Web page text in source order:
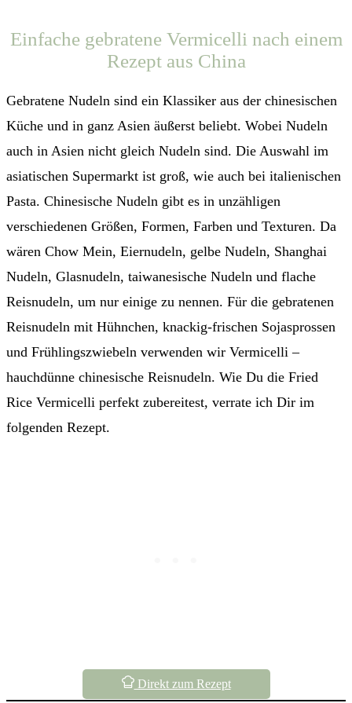
Einfache gebratene Vermicelli nach einem
Rezept aus China
Gebratene Nudeln sind ein Klassiker aus der chinesischen
Küche und in ganz Asien äußerst beliebt. Wobei Nudeln
auch in Asien nicht gleich Nudeln sind. Die Auswahl im
asiatischen Supermarkt ist groß, wie auch bei italienischen
Pasta. Chinesische Nudeln gibt es in unzähligen
verschiedenen Größen, Formen, Farben und Texturen. Da
wären Chow Mein, Eiernudeln, gelbe Nudeln, Shanghai
Nudeln, Glasnudeln, taiwanesische Nudeln und flache
Reisnudeln, um nur einige zu nennen. Für die gebratenen
Reisnudeln mit Hühnchen, knackig-frischen Sojasprossen
und Frühlingszwiebeln verwenden wir Vermicelli –
hauchdünne chinesische Reisnudeln. Wie Du die Fried
Rice Vermicelli perfekt zubereitest, verrate ich Dir im
folgenden Rezept.
Direkt zum Rezept